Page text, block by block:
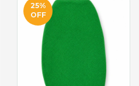
25%
OFF